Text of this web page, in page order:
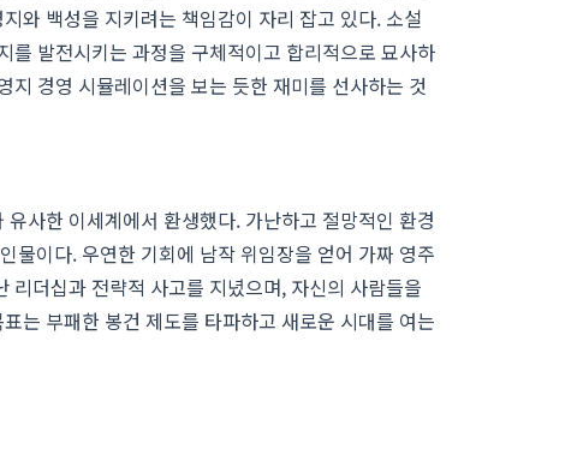
와 백성을 지키려는 책임감이 자리 잡고 있다. 소설
를 발전시키는 과정을 구체적이고 합리적으로 묘사하
경영 시뮬레이션을 보는 듯한 재미를 선사하는 것
사한 이세계에서 환생했다. 가난하고 절망적인 환경
물이다. 우연한 기회에 남작 위임장을 얻어 가짜 영주
더십과 전략적 사고를 지녔으며, 자신의 사람들을
는 부패한 봉건 제도를 타파하고 새로운 시대를 여는